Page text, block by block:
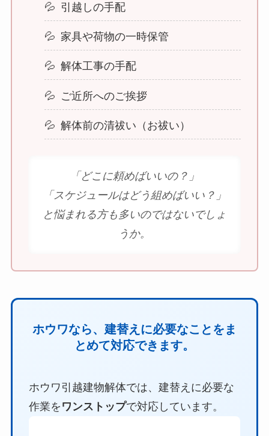
引越しの手配
家具や荷物の一時保管
解体工事の手配
ご近所へのご挨拶
解体前の清祓い（お祓い）
「どこに頼めばいいの？」
「スケジュールはどう組めばいい？」
と悩まれる方も多いのではないでしょ
うか。
ホウワなら、建替えに必要なことをま
とめて対応できます。
ホウワ引越建物解体では、建替えに必要な
作業を ワンストップで対応しています。